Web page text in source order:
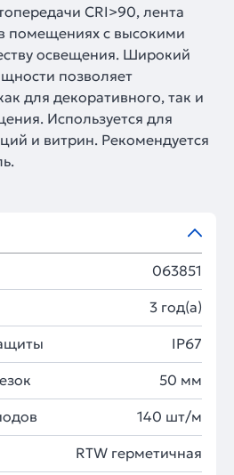
CRI>90, лента
помещениях с высокими
освещения. Широкий
позволяет
для декоративного, так и
Используется для
и витрин. Рекомендуется
063851
3 год(а)
IP67
50 мм
140 шт/м
RTW герметичная